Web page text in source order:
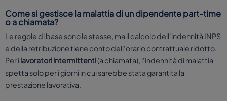
Come si gestisce la malattia di un dipendente part-time
o a chiamata?
Le regole di base sono le stesse, ma il calcolo dell'indennità INPS
e della retribuzione tiene conto dell'orario contrattuale ridotto.
Per i lavoratori intermittenti(a chiamata), l'indennità di malattia
spetta solo per i giorni in cui sarebbe stata garantita la
prestazione lavorativa.